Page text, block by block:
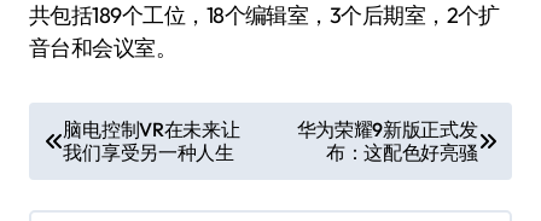
共包括189个工位，18个编辑室，3个后期室，2个扩
音台和会议室。
章
导
脑电控制VR在未来让
我们享受另一种人生
华为荣耀9新版正式发
布：这配色好亮骚